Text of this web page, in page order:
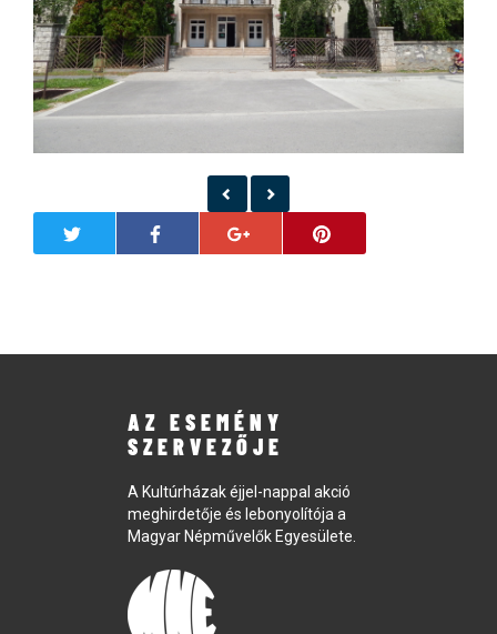
AZ ESEMÉNY
SZERVEZŐJE
A Kultúrházak éjjel-nappal akció
meghirdetője és lebonyolítója a
Magyar Népművelők Egyesülete.